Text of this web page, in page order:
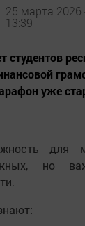
25 марта 2026
13:39
студентов
уже
для
но